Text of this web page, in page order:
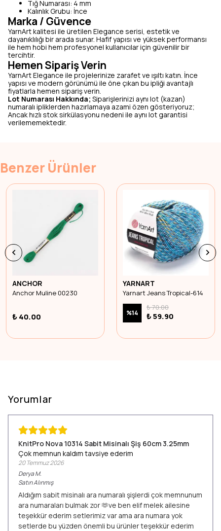
Tığ Numarası: 4 mm
Kalınlık Grubu: İnce
Marka / Güvence
YarnArt kalitesi ile üretilen Elegance serisi, estetik ve
dayanıklılığı bir arada sunar. Hafif yapısı ve yüksek performansı
ile hem hobi hem profesyonel kullanıcılar için güvenilir bir
tercihtir.
Hemen Sipariş Verin
YarnArt Elegance ile projelerinize zarafet ve ışıltı katın. İnce
yapısı ve modern görünümü ile öne çıkan bu ipliği avantajlı
fiyatlarla hemen sipariş verin.
Lot Numarası Hakkında; Siparişlerinizi aynı lot (kazan)
numaralı ipliklerden hazırlamaya azami özen gösteriyoruz;
Ancak hızlı stok sirkülasyonu nedeni ile aynı lot garantisi
verilememektedir.
Benzer Ürünler
ANCHOR
Anchor Muline 00230
₺ 40.00
YARNART
Yarnart Jeans Tropical-614
%14
₺ 70.00
₺ 59.90
Yorumlar
KnitPro Nova 10314 Sabit Misinalı Şiş 60cm 3.25mm
Çok memnun kaldım tavsiye ederim
20 Temmuz 2026
DeryaM.
Satın Alınmış
Aldığım sabit misinalı ara numaralı şişlerdi çok memnunum
ara numaraları bulmak zor 🫶ve ben elif melek ailesine
teşekkür ederim setlerimiz var ama ara numara yok
setlerde bu yüzden önemli bu ürünler teşekkür ederim